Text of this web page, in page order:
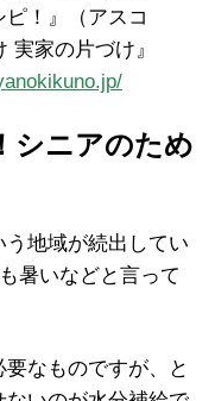
！』（アスコ
実家の片づけ』
シニアのため
地域が続出してい
暑いなどと言って
なものですが、と